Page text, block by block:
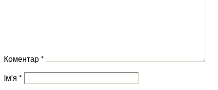
Коментар*
Ім'я *